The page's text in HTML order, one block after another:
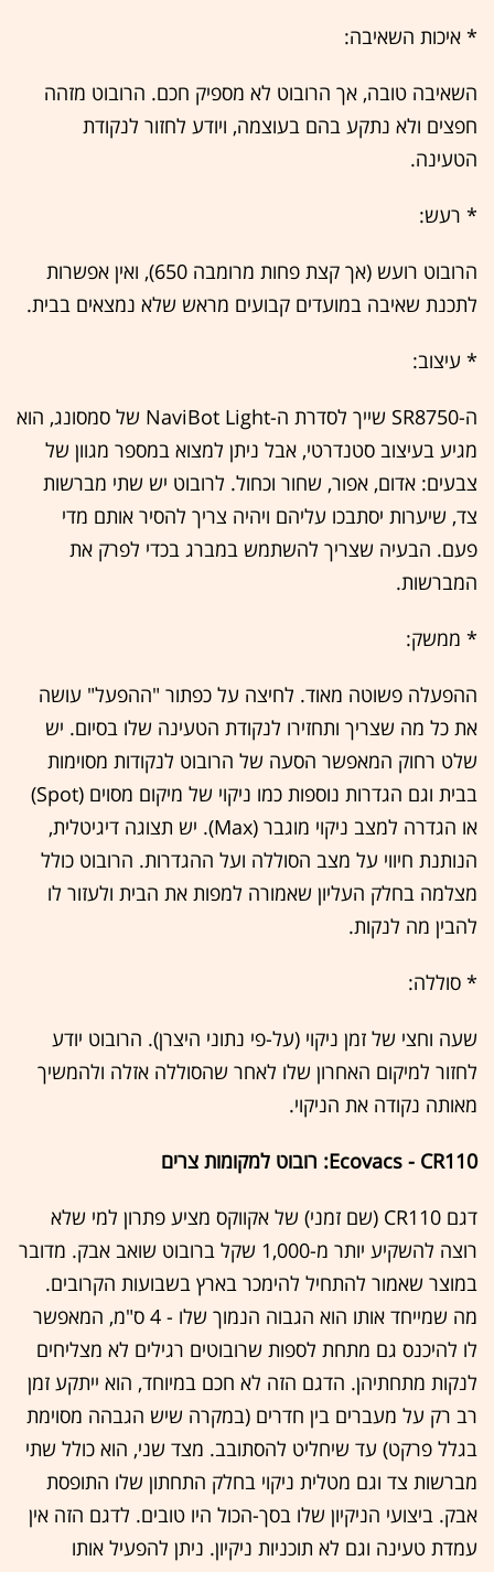
* איכות השאיבה:
השאיבה טובה, אך הרובוט לא מספיק חכם. הרובוט מזהה
חפצים ולא נתקע בהם בעוצמה, ויודע לחזור לנקודת
הטעינה.
* רעש:
הרובוט רועש (אך קצת פחות מרומבה 650), ואין אפשרות
לתכנת שאיבה במועדים קבועים מראש שלא נמצאים בבית.
* עיצוב:
ה-SR8750 שייך לסדרת ה-NaviBot Light של סמסונג, הוא
מגיע בעיצוב סטנדרטי, אבל ניתן למצוא במספר מגוון של
צבעים: אדום, אפור, שחור וכחול. לרובוט יש שתי מברשות
צד, שיערות יסתבכו עליהם ויהיה צריך להסיר אותם מדי
פעם. הבעיה שצריך להשתמש במברג בכדי לפרק את
המברשות.
* ממשק:
ההפעלה פשוטה מאוד. לחיצה על כפתור "ההפעל" עושה
את כל מה שצריך ותחזירו לנקודת הטעינה שלו בסיום. יש
שלט רחוק המאפשר הסעה של הרובוט לנקודות מסוימות
בבית וגם הגדרות נוספות כמו ניקוי של מיקום מסוים (Spot)
או הגדרה למצב ניקוי מוגבר (Max). יש תצוגה דיגיטלית,
הנותנת חיווי על מצב הסוללה ועל ההגדרות. הרובוט כולל
מצלמה בחלק העליון שאמורה למפות את הבית ולעזור לו
להבין מה לנקות.
* סוללה:
שעה וחצי של זמן ניקוי (על-פי נתוני היצרן). הרובוט יודע
לחזור למיקום האחרון שלו לאחר שהסוללה אזלה ולהמשיך
מאותה נקודה את הניקוי.
Ecovacs - CR110: רובוט למקומות צרים
דגם CR110 (שם זמני) של אקווקס מציע פתרון למי שלא
רוצה להשקיע יותר מ-1,000 שקל ברובוט שואב אבק. מדובר
במוצר שאמור להתחיל להימכר בארץ בשבועות הקרובים.
מה שמייחד אותו הוא הגבוה הנמוך שלו - 4 ס"מ, המאפשר
לו להיכנס גם מתחת לספות שרובוטים רגילים לא מצליחים
לנקות מתחתיהן. הדגם הזה לא חכם במיוחד, הוא ייתקע זמן
רב רק על מעברים בין חדרים (במקרה שיש הגבהה מסוימת
בגלל פרקט) עד שיחליט להסתובב. מצד שני, הוא כולל שתי
מברשות צד וגם מטלית ניקוי בחלק התחתון שלו התופסת
אבק. ביצועי הניקיון שלו בסך-הכול היו טובים. לדגם הזה אין
עמדת טעינה וגם לא תוכניות ניקיון. ניתן להפעיל אותו